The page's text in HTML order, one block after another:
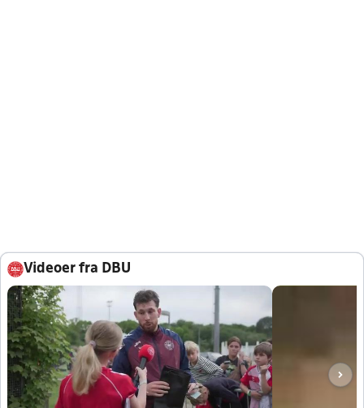
Videoer fra DBU